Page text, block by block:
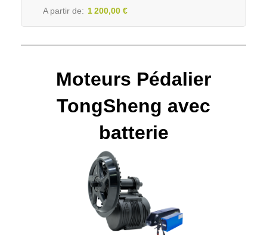
A partir de 1 200,00 €
Moteurs Pédalier
TongSheng avec
batterie